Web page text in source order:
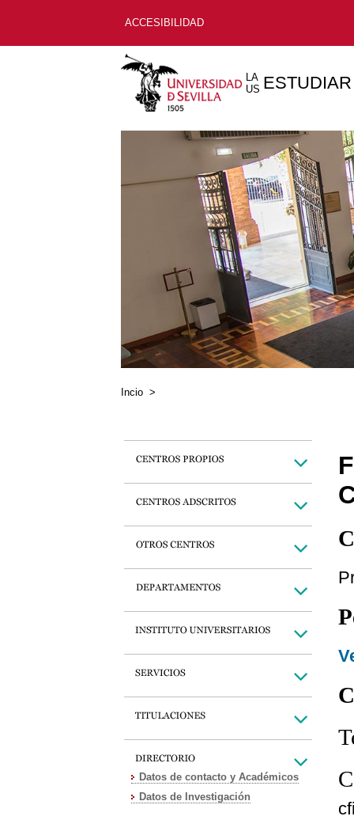
ACCESIBILIDAD
LA
US ESTUDIAR
Incio >
Datos de contacto y Académicos
Datos de Investigación